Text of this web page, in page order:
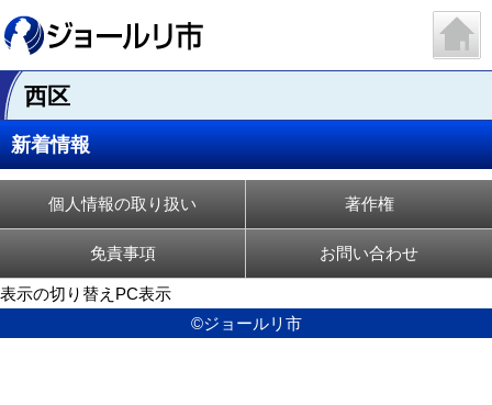
西区
新着情報
個人情報の取り扱い 著作権
免責事項 お問い合わせ
表示の切り替え PC表示
©ジョールリ市